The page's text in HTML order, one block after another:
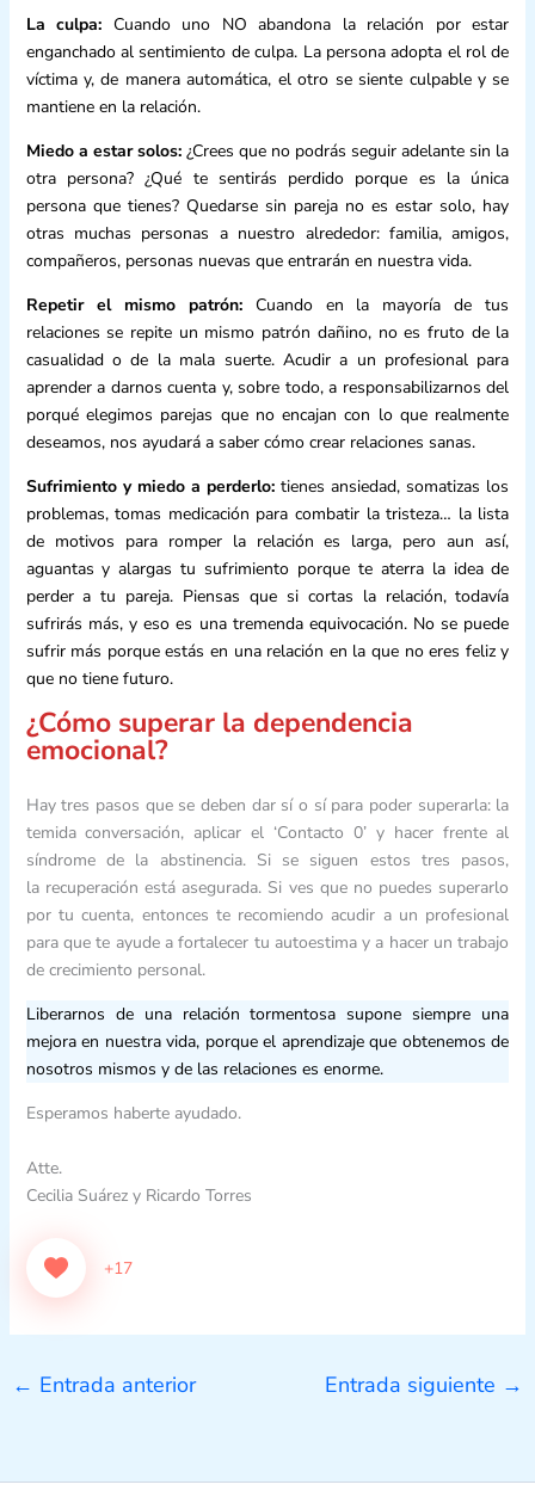
La culpa: Cuando uno NO abandona la relación por estar
enganchado al sentimiento de culpa. La persona adopta el rol de
víctima y, de manera automática, el otro se siente culpable y se
mantiene en la relación.
Miedo a estar solos:¿Crees que no podrás seguir adelante sin la
otra persona? ¿Qué te sentirás perdido porque es la única
persona que tienes? Quedarse sin pareja no es estar solo, hay
otras muchas personas a nuestro alrededor: familia, amigos,
compañeros, personas nuevas que entrarán en nuestra vida.
Repetir el mismo patrón: Cuando en la mayoría de tus
relaciones se repite un mismo patrón dañino, no es fruto de la
casualidad o de la mala suerte. Acudir a un profesional para
aprender a darnos cuenta y, sobre todo, a responsabilizarnos del
porqué elegimos parejas que no encajan con lo que realmente
deseamos, nos ayudará a saber cómo crear relaciones sanas.
Sufrimiento y miedo a perderlo: tienes ansiedad, somatizas los
problemas, tomas medicación para combatir la tristeza… la lista
de motivos para romper la relación es larga, pero aun así,
aguantas y alargas tu sufrimiento porque te aterra la idea de
perder a tu pareja. Piensas que si cortas la relación, todavía
sufrirás más, y eso es una tremenda equivocación. No se puede
sufrir más porque estás en una relación en la que no eres feliz y
que no tiene futuro.
¿Cómo superar la dependencia
emocional?
Hay tres pasos que se deben dar sí o sí para poder superarla: la
temida conversación, aplicar el ‘Contacto 0’ y hacer frente al
síndrome de la abstinencia. Si se siguen estos tres pasos,
la recuperación está asegurada. Si ves que no puedes superarlo
por tu cuenta, entonces te recomiendo acudir a un profesional
para que te ayude a fortalecer tu autoestima y a hacer un trabajo
de crecimiento personal.
Liberarnos de una relación tormentosa supone siempre una
mejora en nuestra vida, porque el aprendizaje que obtenemos de
nosotros mismos y de las relaciones es enorme.
Esperamos haberte ayudado.
Atte.
Cecilia Suárez y Ricardo Torres
+17
← Entrada anterior Entrada siguiente →